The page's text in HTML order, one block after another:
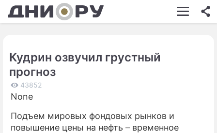
ШОУ-БИЗНЕС
КИНО
ЭКОНОМИКА
Кудрин озвучил грустный
прогноз
43852
None
Подъем мировых фондовых рынков и
повышение цены на нефть – временное